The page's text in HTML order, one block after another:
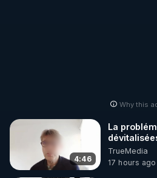
🌱 INSTAGRAM
https://www.instagram.com/
Why this
4:46
La
TrueMedia
17 hours ago